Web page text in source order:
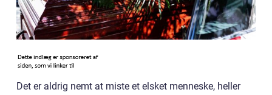
Det er aldrig nemt at miste et elsket menneske, heller